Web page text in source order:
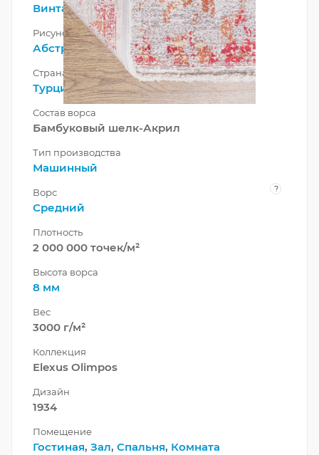
Винтажный,Современный
Рисунок
Абстракция
Страна
Турция
Состав ворса
Бамбуковый шелк-Акрил
Тип производства
Машинный
Ворс ?
Средний
Плотность
2 000 000 точек/м²
Высота ворса
8 мм
Вес
3000 г/м²
Коллекция
Elexus Olimpos
Дизайн
1934
Помещение
Гостиная, Зал, Спальня, Комната